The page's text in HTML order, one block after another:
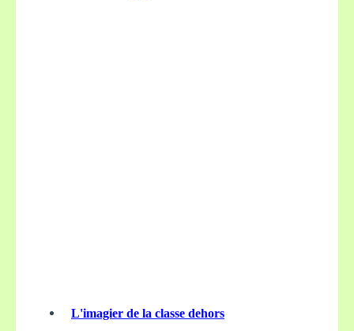
L'imagier de la classe dehors